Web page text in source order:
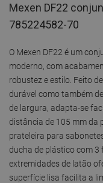
Mexen DF22
785224582-70
O Mexen DF22 é um
moderno, com
robustez e estilo. Feito
durável como também
de largura, adapta-se
distância de 105 mm da
prateleira para
ducha de plástico com 3
extremidades de latão
superfície lisa facilita a